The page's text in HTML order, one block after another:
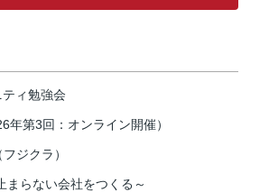
ィ勉強会
第3回：オンライン開催）
ジクラ）
らない会社をつくる～